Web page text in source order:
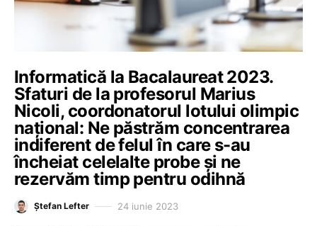
Informatică la Bacalaureat 2023.
Sfaturi de la profesorul Marius
Nicoli, coordonatorul lotului olimpic
național: Ne păstrăm concentrarea
indiferent de felul în care s-au
încheiat celelalte probe și ne
rezervăm timp pentru odihnă
Ștefan Lefter 24 iunie 2023